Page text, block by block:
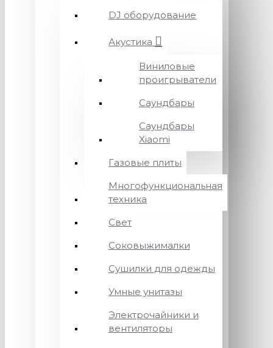
DJ оборудование
Акустика
Виниловые
проигрыватели
Саундбары
Саундбары
Xiaomi
Газовые плиты
Многофункциональная
техника
Свет
Соковыжималки
Сушилки для одежды
Умные унитазы
Электрочайники и
вентиляторы